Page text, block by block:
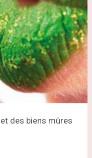
des biens mûres